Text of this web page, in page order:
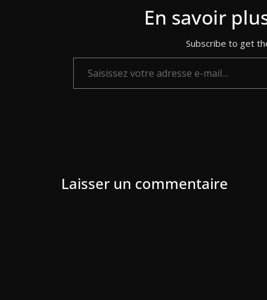
En savoir
Subscribe to get
Saisissez votre adresse e-mail…
Laisser un commentaire